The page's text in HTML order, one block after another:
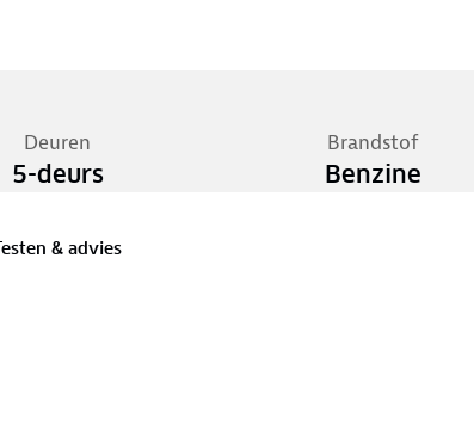
Deuren
5-deurs
Brandstof
Benzine
& advies